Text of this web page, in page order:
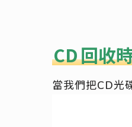
CD回收
當我們把CD光